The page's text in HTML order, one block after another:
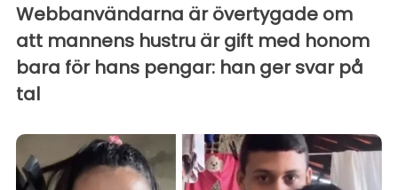
Webbanvändarna är övertygade om
att mannens hustru är gift med honom
bara för hans pengar: han ger svar på
tal